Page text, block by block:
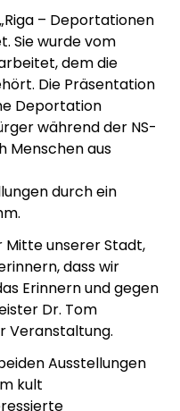
– Deportationen
Sie wurde vom
dem die
Die Präsentation
Deportation
während der NS-
Menschen aus
durch ein
Mitte unserer Stadt,
dass wir
Erinnern und gegen
Dr. Tom
Veranstaltung.
Ausstellungen
kult